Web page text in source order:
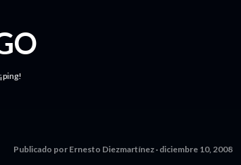
Publicado por Ernesto Diezmartínez diciembre 10, 2008